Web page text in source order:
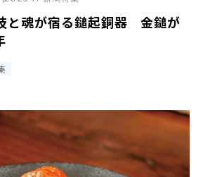
魂が宿る鎚起銅器 金鎚が